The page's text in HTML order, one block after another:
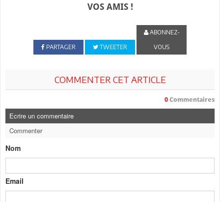
VOS AMIS !
PARTAGER TWEETER
ABONNEZ-
VOUS
COMMENTER CET ARTICLE
0 Commentaires
Ecrire un commentaire
Commenter
Nom
Email